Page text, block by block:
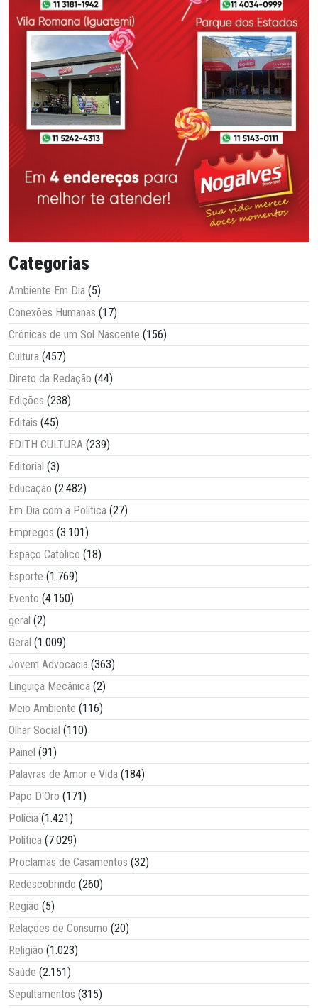
Categorias
Ambiente Em Dia (5)
Conexões Humanas (17)
Crônicas de um Sol Nascente (156)
Cultura (457)
Direto da Redação (44)
Edições (238)
Editais (45)
EDITH CULTURA (239)
Editorial (3)
Educação (2.482)
Em Dia com a Política (27)
Empregos (3.101)
Espaço Católico (18)
Esporte (1.769)
Evento (4.150)
geral (2)
Geral (1.009)
Jovem Advocacia (363)
Linguiça Mecânica (2)
Meio Ambiente (116)
Olhar Social (110)
Painel (91)
Palavras de Amor e Vida (184)
Papo D'Oro (171)
Polícia (1.421)
Política (7.029)
Proclamas de Casamentos (32)
Redescobrindo (260)
Região (5)
Relações de Consumo (20)
Religião (1.023)
Saúde (2.151)
Sepultamentos (315)